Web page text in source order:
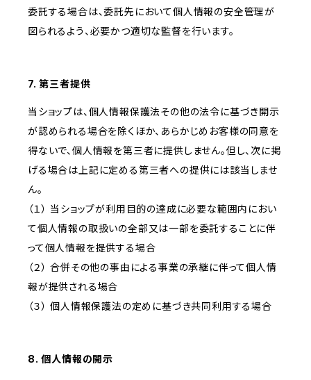
委託する場合は、委託先において個人情報の安全管理が
図られるよう、必要かつ適切な監督を行います。
7. 第三者提供
当ショップは、個人情報保護法その他の法令に基づき開示
が認められる場合を除くほか、あらかじめお客様の同意を
得ないで、個人情報を第三者に提供しません。但し、次に掲
げる場合は上記に定める第三者への提供には該当しませ
ん。
（１） 当ショップが利用目的の達成に必要な範囲内におい
て個人情報の取扱いの全部又は一部を委託することに伴
って個人情報を提供する場合
（２） 合併その他の事由による事業の承継に伴って個人情
報が提供される場合
（３） 個人情報保護法の定めに基づき共同利用する場合
8. 個人情報の開示